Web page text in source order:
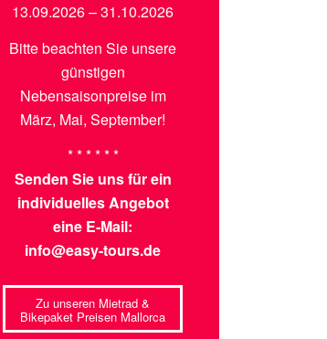
13.09.2026 – 31.10.2026
Bitte beachten Sie unsere
günstigen
Nebensaisonpreise im
März, Mai, September!
* * * * * *
Senden Sie uns für ein
individuelles Angebot
eine E-Mail:
info@easy-tours.de
Zu unseren Mietrad &
Bikepaket Preisen Mallorca